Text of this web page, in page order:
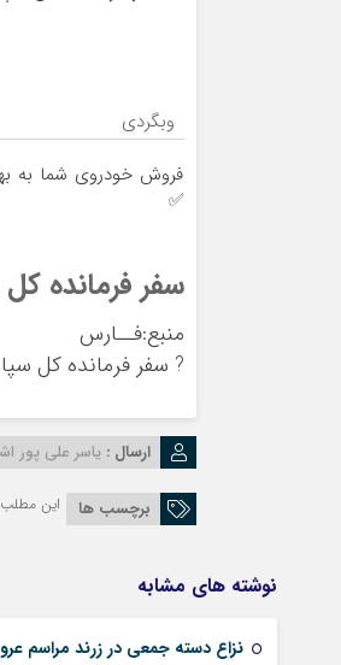
وبگردی
فروش خودروی شما به
✅
سفر فرمانده
منبع:فــارس
? سفر فرمانده کل
ارسال : یاسر علی پور
برچسب ها این
نوشته های مشابه
نزاع دسته جمعی در زرند مراسم